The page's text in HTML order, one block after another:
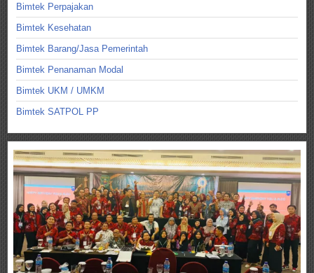
Bimtek Perpajakan
Bimtek Kesehatan
Bimtek Barang/Jasa Pemerintah
Bimtek Penanaman Modal
Bimtek UKM / UMKM
Bimtek SATPOL PP